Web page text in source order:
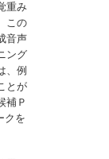
重み
この
音声
ング
、例
とが
補Ｐ
クを